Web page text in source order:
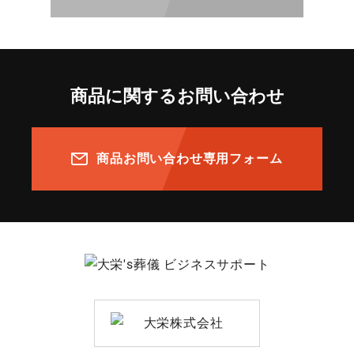
商品に関するお問い合わせ
商品お問い合わせ専用フォーム